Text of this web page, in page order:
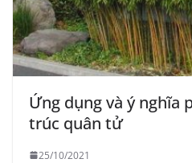
Ứng dụng và ý nghĩa
trúc quân tử
25/10/2021